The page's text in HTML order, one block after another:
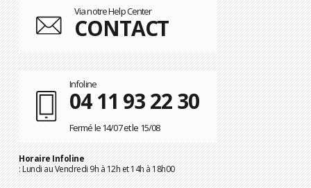
Via notre Help Center
CONTACT
Infoline
04 11 93 22 30
Fermé le 14/07 et le 15/08
Horaire Infoline
: Lundi au Vendredi 9h à 12h et 14h à 18h00